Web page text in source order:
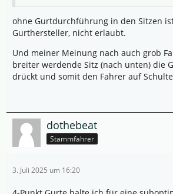
ohne Gurtdurchführung in den Sitzen
Gurthersteller, nicht erlaubt.
Und meiner Meinung nach auch grob
breiter werdende Sitz (nach unten) die
drückt und somit den Fahrer auf
dothebeat
Stammfahrer
3. Juli 2025 um 16:20